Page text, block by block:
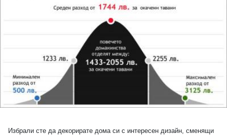
Избрали сте да декорирате дома си с интересен дизайн, сменящи